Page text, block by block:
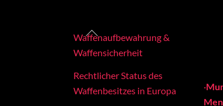
Back
Waffenaufbewahrung &
Waffensicherheit
Rechtlicher Status des
Waffenbesitzes in Europa
·